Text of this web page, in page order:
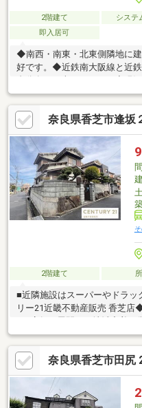
2階建て システ
即入居可
◆南西・南東・北東側隣地に
好です。◆近鉄南大阪線と近
阪線／二上山駅 徒歩６分
分・スーパー ザ・ビッグエ
１０分・二上小学校 約３２
香芝二上駅前店 約１１００
奈良県香芝市逢坂
2階建て
■近隣施設はスーパーやドラ
リー21近畿不動産販売 香芝店
入にあわせて、リフォームの
も対応し、ご入居後の暮らし
いたします。センチュリー21
ご購入後のアフターサービス
サポートいたします。◆住ま
気軽にご相談ください◆
奈良県香芝市田尻